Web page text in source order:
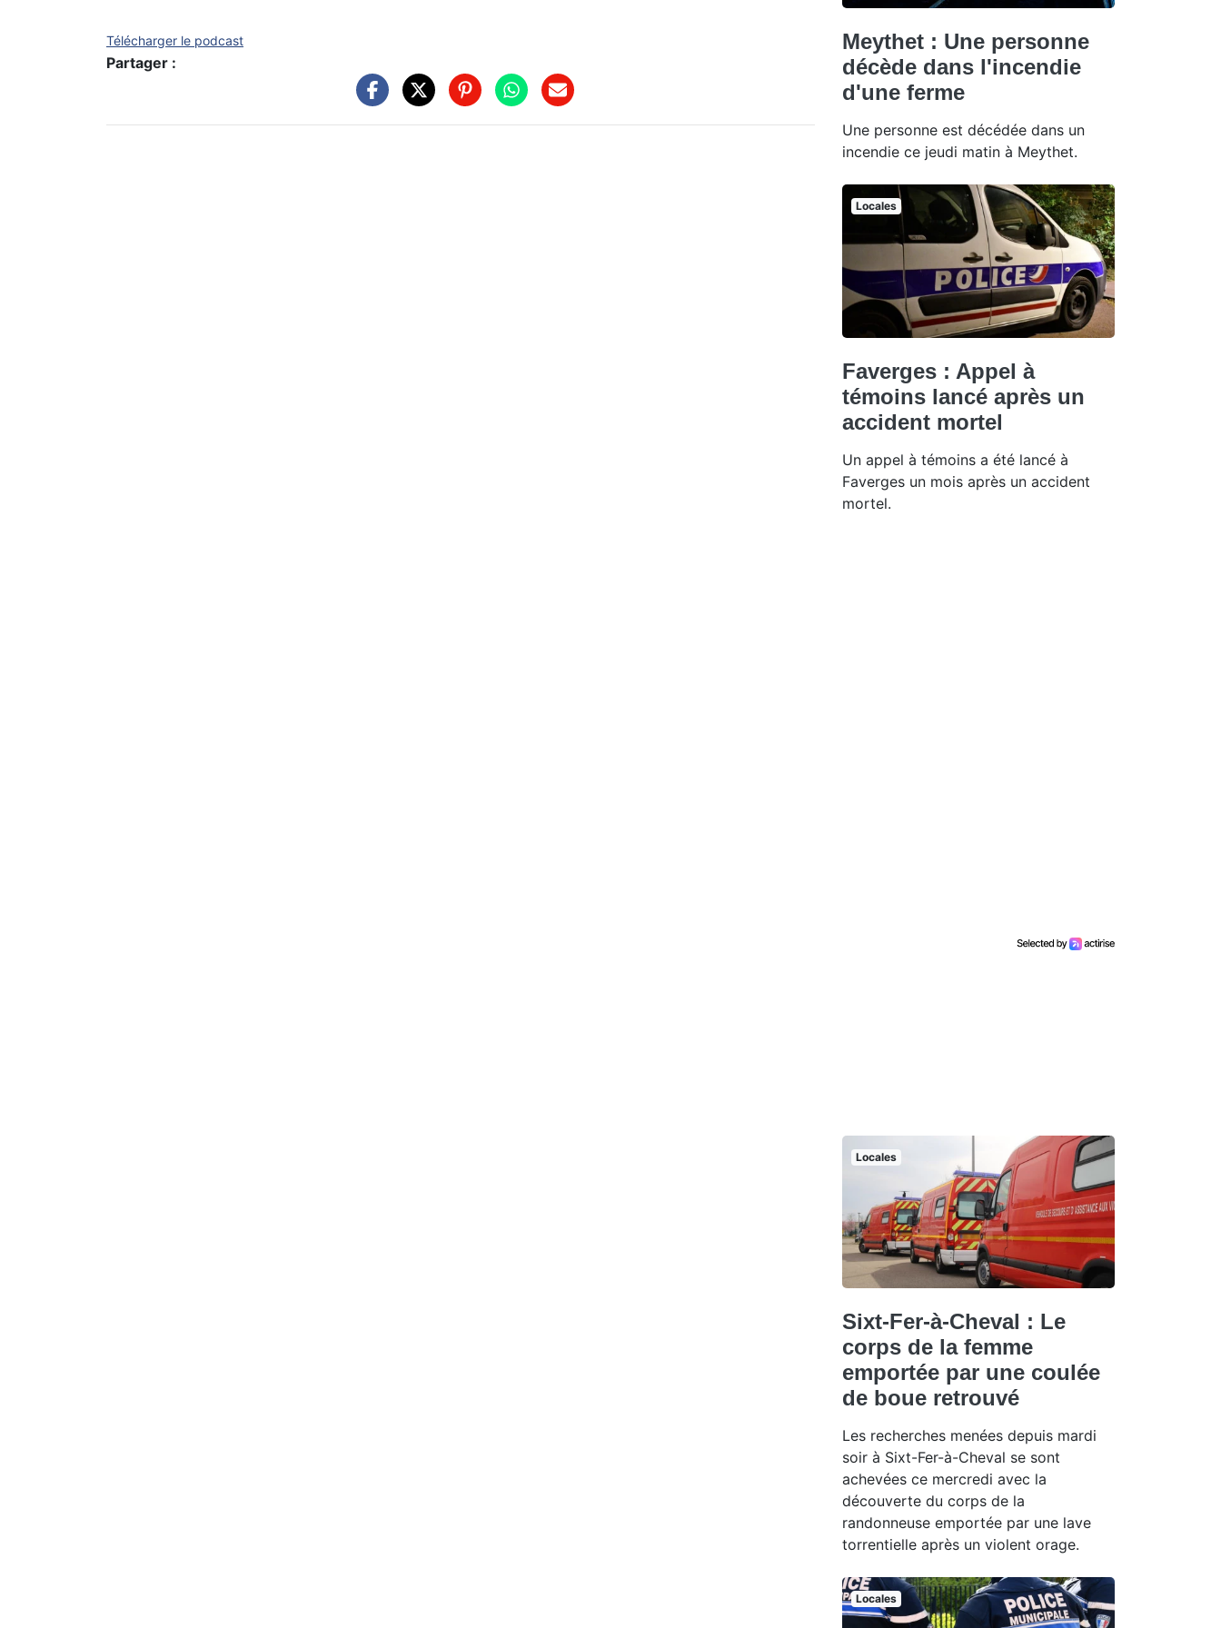
Télécharger le podcast
Partager :
Meythet : Une personne
décède dans l'incendie
d'une ferme
Une personne est décédée dans un
incendie ce jeudi matin à Meythet.
Locales
Faverges : Appel à
témoins lancé après un
accident mortel
Un appel à témoins a été lancé à
Faverges un mois après un accident
mortel.
Locales
Sixt-Fer-à-Cheval : Le
corps de la femme
emportée par une coulée
de boue retrouvé
Les recherches menées depuis mardi
soir à Sixt-Fer-à-Cheval se sont
achevées ce mercredi avec la
découverte du corps de la
randonneuse emportée par une lave
torrentielle après un violent orage.
Locales